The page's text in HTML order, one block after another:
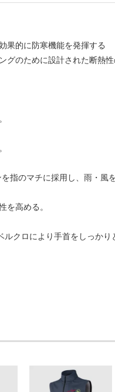
果的に防寒機能を発揮する
のために設計された断熱性
指のマチに採用し、雨・風
を高める。
クロにより手首をしっかり